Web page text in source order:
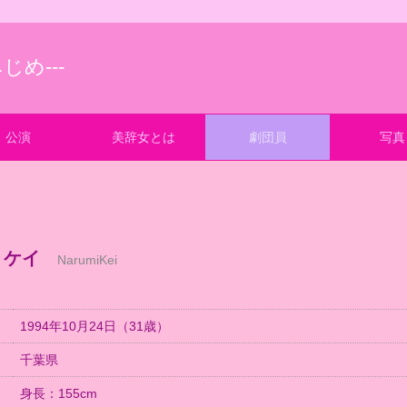
め---
公演 美辞女とは 劇団員 写真
イ NarumiKei
1994年10月24日（31歳）
千葉県
身長：155cm